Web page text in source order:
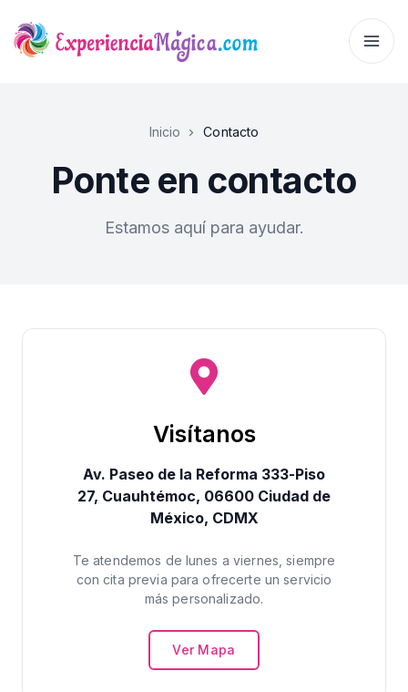
Inicio Contacto
Ponte en contacto
Estamos aquí para ayudar.
Visítanos
Av. Paseo de la Reforma 333-Piso
27, Cuauhtémoc, 06600 Ciudad de
México, CDMX
Te atendemos de lunes a viernes, siempre
con cita previa para ofrecerte un servicio
más personalizado.
Ver Mapa